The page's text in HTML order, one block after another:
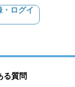
・ログイ
る質問